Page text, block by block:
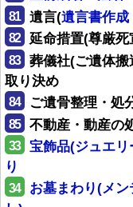
81 遺言(遺言書作成
82 延命措置(尊厳
83
葬儀社(ご遺体
取り決め
84 ご遺骨整理・処
85 不動産・動産の
33
宝飾品(ジュエ
り
34
お墓まわり(メ